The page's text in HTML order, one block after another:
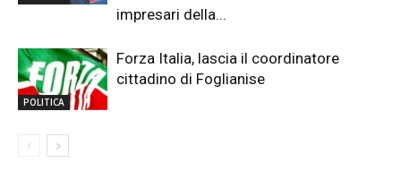
impresari della...
POLITICA
Forza Italia, lascia il coordinatore
cittadino di Foglianise